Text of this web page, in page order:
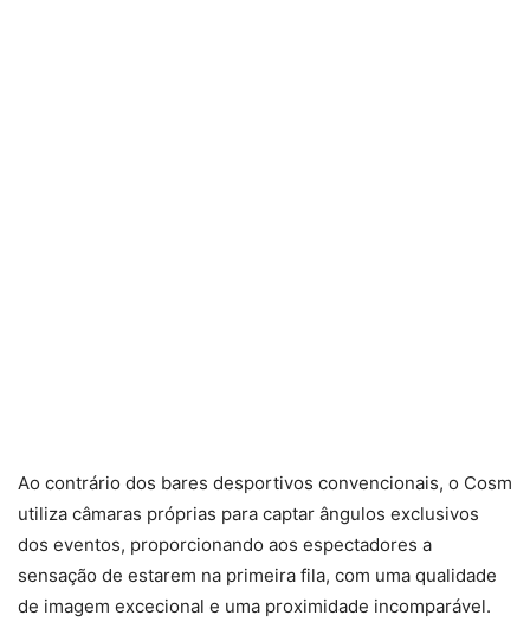
Ao contrário dos bares desportivos convencionais, o Cosm
utiliza câmaras próprias para captar ângulos exclusivos
dos eventos, proporcionando aos espectadores a
sensação de estarem na primeira fila, com uma qualidade
de imagem excecional e uma proximidade incomparável.